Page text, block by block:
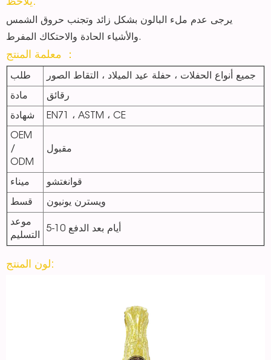
يلاحظ:
يرجى عدم ملء البالون بشكل زائد وتجنب حروق الشمس
والأشياء الحادة والاحتكاك المفرط.
معلمة المنتج ：
طلب جميع أنواع الحفلات ، حفلة عيد الميلاد ، التقاط الصور
مادة رقائق
شهادة EN71 ، ASTM ، CE
OEM
/
ODM
مقبول
ميناء قوانغتشو
قسط ويسترن يونيون
موعد
التسليم
5-10 أيام بعد الدفع
لون المنتج: